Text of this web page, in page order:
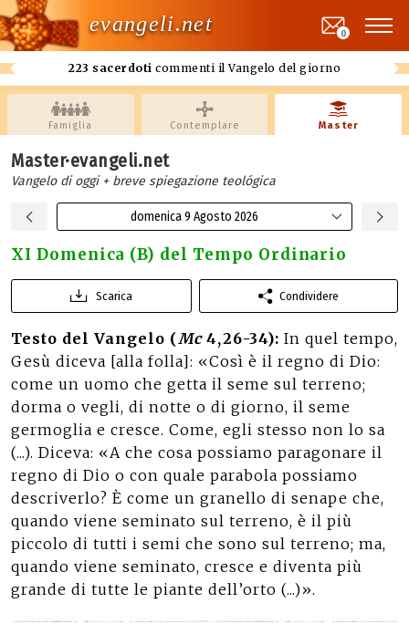
evangeli.net
223 sacerdoti commenti il Vangelo del giorno
0
Famiglia Contemplare Master
Master·evangeli.net
Vangelo di oggi + breve spiegazione teológica
domenica 9 Agosto 2026
XI Domenica (B) del Tempo Ordinario
Scarica Condividere
Testo del Vangelo (Mc4,26-34): In quel tempo,
Gesù diceva [alla folla]: «Così è il regno di Dio:
come un uomo che getta il seme sul terreno;
dorma o vegli, di notte o di giorno, il seme
germoglia e cresce. Come, egli stesso non lo sa
(...). Diceva: «A che cosa possiamo paragonare il
regno di Dio o con quale parabola possiamo
descriverlo? È come un granello di senape che,
quando viene seminato sul terreno, è il più
piccolo di tutti i semi che sono sul terreno; ma,
quando viene seminato, cresce e diventa più
grande di tutte le piante dell’orto (...)».